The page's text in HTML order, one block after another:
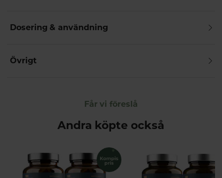
Dosering & användning
Övrigt
Får vi föreslå
Andra köpte också